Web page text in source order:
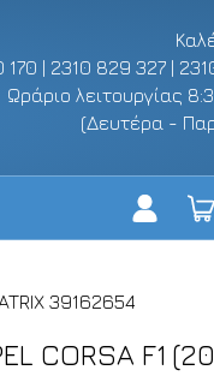
170 | 2310 829 327 |
Ωράριο λειτουργίας
(Δευτέρα -
39162654
CORSA F1